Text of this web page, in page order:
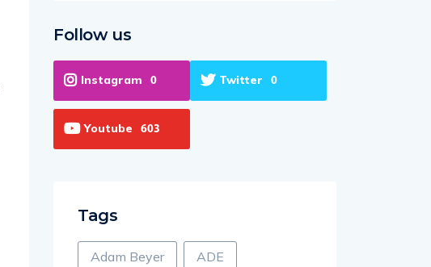
Follow us
Instagram 0 Twitter 0
Youtube 603
Tags
Adam Beyer ADE